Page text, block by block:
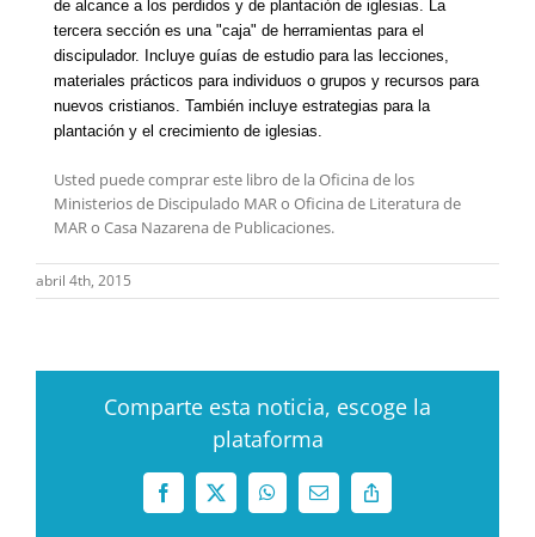
de alcance a los perdidos y de plantación de iglesias. La
tercera sección es una "caja" de herramientas para el
discipulador. Incluye guías de estudio para las lecciones,
materiales prácticos para individuos o grupos y recursos para
nuevos cristianos. También incluye estrategias para la
plantación y el crecimiento de iglesias.
Usted puede comprar este libro de la Oficina de los
Ministerios de Discipulado MAR o Oficina de Literatura de
MAR o Casa Nazarena de Publicaciones.
abril 4th, 2015
Comparte esta noticia, escoge la
plataforma
Facebook
X WhatsAppCorreo
electrónico
Copy
Link